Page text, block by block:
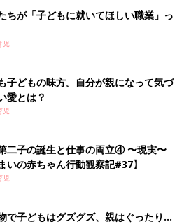
ちが「子どもに就いてほしい職業」っ
児
子どもの味方。自分が親になって気づ
愛とは？
児
二子の誕生と仕事の両立④ 〜現実〜
いの赤ちゃん行動観察記#37】
児
で子どもはグズグズ、親はぐったり…